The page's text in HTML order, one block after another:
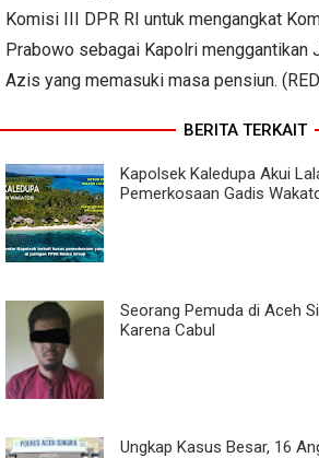
Komisi III DPR RI untuk mengangkat
Prabowo sebagai Kapolri menggantikan
Azis yang memasuki masa pensiun.
BERITA TERKAIT
Kapolsek Kaledupa Akui
Pemerkosaan Gadis
Seorang Pemuda di Aceh
Karena Cabul
Ungkap Kasus Besar, 16